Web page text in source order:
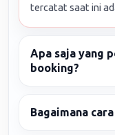
tercatat saat ini
Apa saja yang
booking?
Bagaimana